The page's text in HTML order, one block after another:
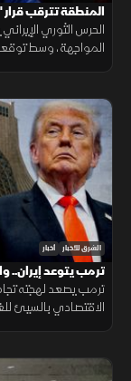
المنطقة تترقب
اتساع المواجهة
الحرس الثوري
المواجهة، وسط
الشرق للأخبار أخبار
ترمب يتوعد إيران..
ترمب يصعد لهجته
الاقتصادي بالسيئ